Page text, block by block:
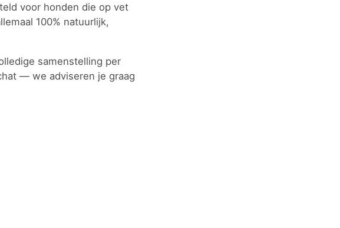
voor honden die op vet
100% natuurlijk,
samenstelling per
— we adviseren je graag